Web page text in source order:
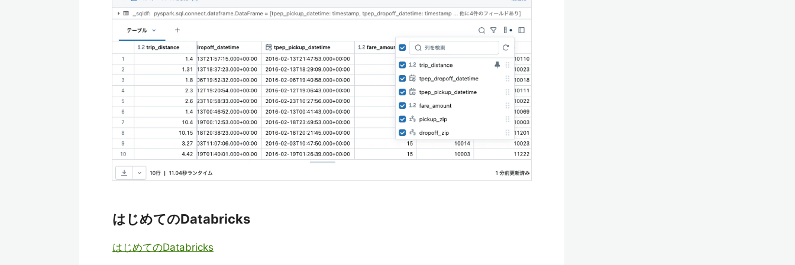
はじめてのDatabricks
はじめてのDatabricks